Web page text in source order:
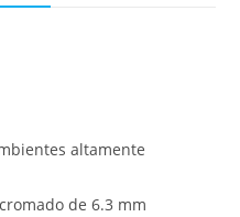
altamente
de 6.3 mm